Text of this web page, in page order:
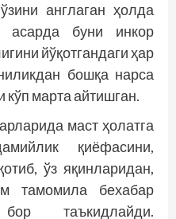
англаган ҳолда
асарда буни инкор
йўқотгандаги ҳар
бош­қа нарса
кўп марта айтишган.
маст ҳолатга
қиёфасини,
ўз яқинларидан,
тамомила бехабар
таъкидлайди.